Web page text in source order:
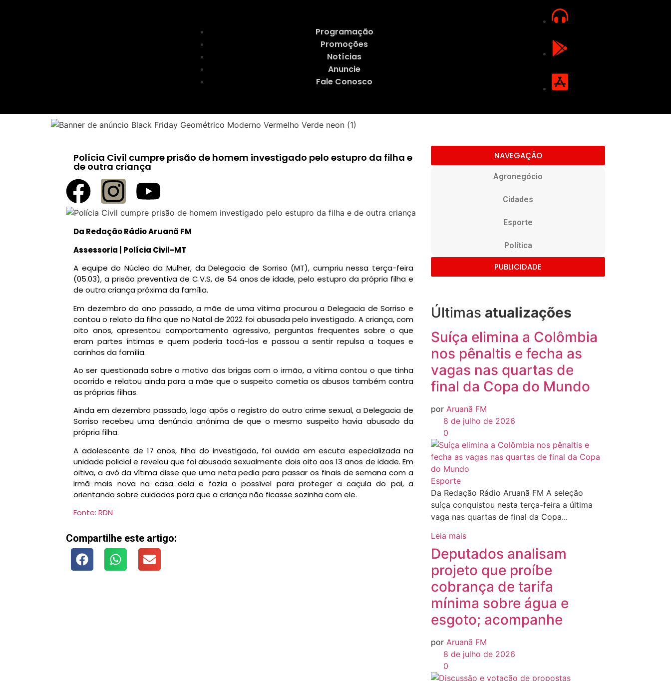
Programação
Promoções
Notícias
Anuncie
Fale Conosco
Polícia Civil cumpre prisão de homem investigado pelo estupro da filha e
de outra criança
Da Redação Rádio Aruanã FM
Assessoria | Polícia Civil-MT
A equipe do Núcleo da Mulher, da Delegacia de Sorriso (MT), cumpriu nessa terça-feira
(05.03), a prisão preventiva de C.V.S, de 54 anos de idade, pelo estupro da própria filha e
de outra criança próxima da família.
Em dezembro do ano passado, a mãe de uma vítima procurou a Delegacia de Sorriso e
contou o relato da filha que no Natal de 2022 foi abusada pelo investigado. A criança, com
oito anos, apresentou comportamento agressivo, perguntas frequentes sobre o que
eram partes íntimas e quem poderia tocá-las e passou a sentir repulsa a toques e
carinhos da família.
Ao ser questionada sobre o motivo das brigas com o irmão, a vítima contou o que tinha
ocorrido e relatou ainda para a mãe que o suspeito cometia os abusos também contra
as próprias filhas.
Ainda em dezembro passado, logo após o registro do outro crime sexual, a Delegacia de
Sorriso recebeu uma denúncia anônima de que o mesmo suspeito havia abusado da
própria filha.
A adolescente de 17 anos, filha do investigado, foi ouvida em escuta especializada na
unidade policial e revelou que foi abusada sexualmente dois oito aos 13 anos de idade. Em
oitiva, a avó da vítima disse que uma neta pedia para passar os finais de semana com a
irmã mais nova na casa dela e fazia o possível para proteger a caçula do pai, a
orientando sobre cuidados para que a criança não ficasse sozinha com ele.
Fonte: RDN
Compartilhe este artigo:
NAVEGAÇÃO
Agronegócio
Cidades
Esporte
Política
PUBLICIDADE
Últimas atualizações
Suíça elimina a Colômbia
nos pênaltis e fecha as
vagas nas quartas de
final da Copa do Mundo
por Aruanã FM
8 de julho de 2026
0
Esporte
Da Redação Rádio Aruanã FM A seleção
suíça conquistou nesta terça-feira a última
vaga nas quartas de final da Copa...
Leia mais
Deputados analisam
projeto que proíbe
cobrança de tarifa
mínima sobre água e
esgoto; acompanhe
por Aruanã FM
8 de julho de 2026
0